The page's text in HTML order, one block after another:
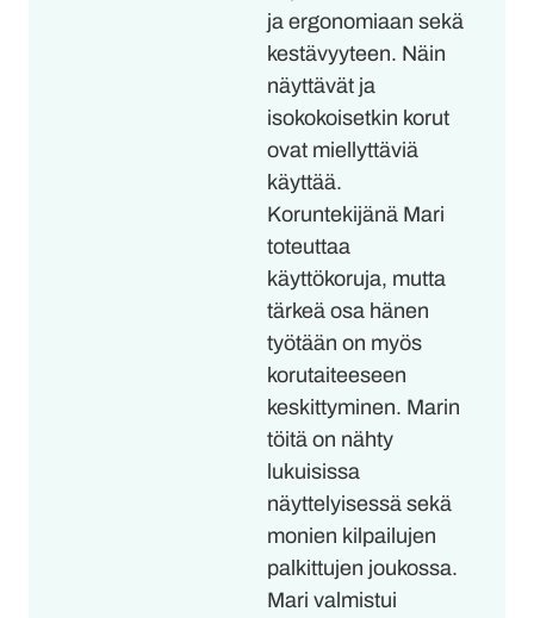
ja ergonomiaan sekä
kestävyyteen. Näin
näyttävät ja
isokokoisetkin korut
ovat miellyttäviä
käyttää.
Koruntekijänä Mari
toteuttaa
käyttökoruja, mutta
tärkeä osa hänen
työtään on myös
korutaiteeseen
keskittyminen. Marin
töitä on nähty
lukuisissa
näyttelyisessä sekä
monien kilpailujen
palkittujen joukossa.
Mari valmistui